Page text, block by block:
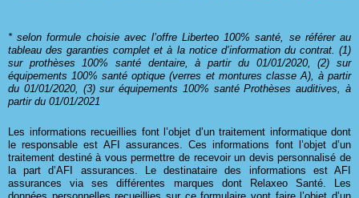
* selon formule choisie avec l’offre Liberteo 100% santé, se référer au
tableau des garanties complet et à la notice d’information du contrat. (1)
sur prothèses 100% santé dentaire, à partir du 01/01/2020, (2) sur
équipements 100% santé optique (verres et montures classe A), à partir
du 01/01/2020, (3) sur équipements 100% santé Prothèses auditives, à
partir du 01/01/2021
Les informations recueillies font l’objet d’un traitement informatique dont
le responsable est AFI assurances. Ces informations font l’objet d’un
traitement destiné à vous permettre de recevoir un devis personnalisé de
la part d’AFI assurances. Le destinataire des informations est AFI
assurances via ses différentes marques dont Relaxeo Santé. Les